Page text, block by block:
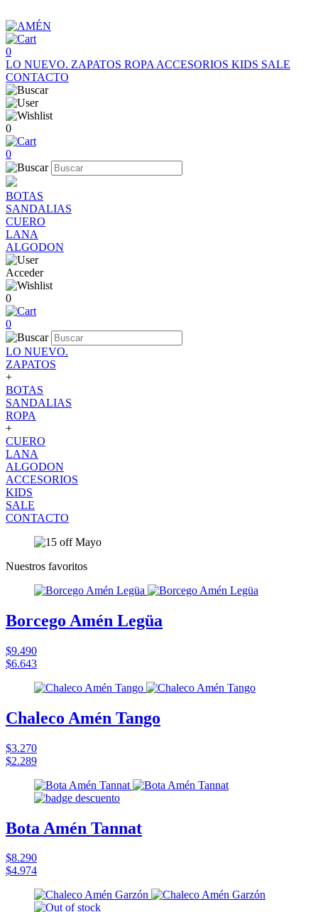
0
LO NUEVO. ZAPATOS ROPA ACCESORIOS KIDS SALE
CONTACTO
0
0
BOTAS
SANDALIAS
CUERO
LANA
ALGODON
Acceder
0
0
LO NUEVO.
ZAPATOS
+
BOTAS
SANDALIAS
ROPA
+
CUERO
LANA
ALGODON
ACCESORIOS
KIDS
SALE
CONTACTO
Nuestros favoritos
Borcego Amén Legüa
$9.490
$6.643
Chaleco Amén Tango
$3.270
$2.289
Bota Amén Tannat
$8.290
$4.974